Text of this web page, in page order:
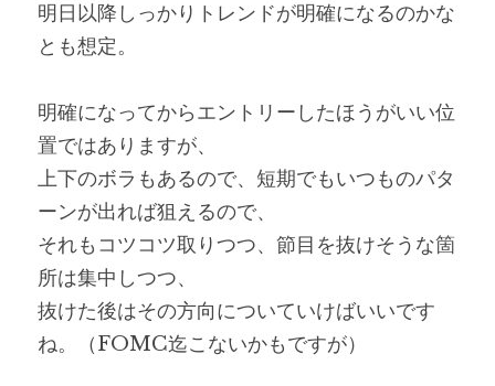
明日以降しっかりトレンドが明確になるのかな
とも想定。
明確になってからエントリーしたほうがいい位
置ではありますが、
上下のボラもあるので、短期でもいつものパタ
ーンが出れば狙えるので、
それもコツコツ取りつつ、節目を抜けそうな箇
所は集中しつつ、
抜けた後はその方向についていけばいいです
ね。（FOMC迄こないかもですが）